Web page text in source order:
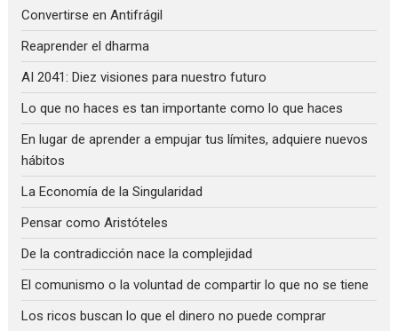
Convertirse en Antifrágil
Reaprender el dharma
AI 2041: Diez visiones para nuestro futuro
Lo que no haces es tan importante como lo que haces
En lugar de aprender a empujar tus límites, adquiere nuevos
hábitos
La Economía de la Singularidad
Pensar como Aristóteles
De la contradicción nace la complejidad
El comunismo o la voluntad de compartir lo que no se tiene
Los ricos buscan lo que el dinero no puede comprar